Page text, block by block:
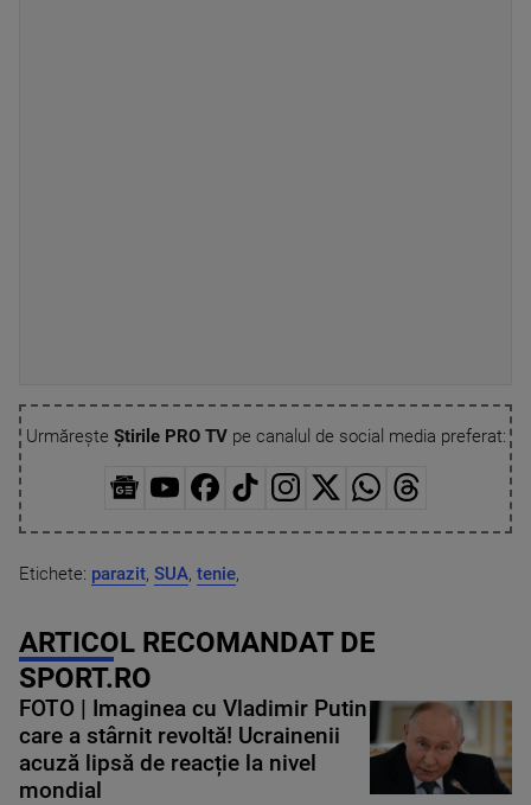
Urmărește Știrile PRO TVpe canalul de social media preferat:
Etichete: parazit, SUA, tenie,
ARTICOL RECOMANDAT DE
SPORT.RO
FOTO | Imaginea cu Vladimir Putin
care a stârnit revoltă! Ucrainenii
acuză lipsă de reacție la nivel
mondial